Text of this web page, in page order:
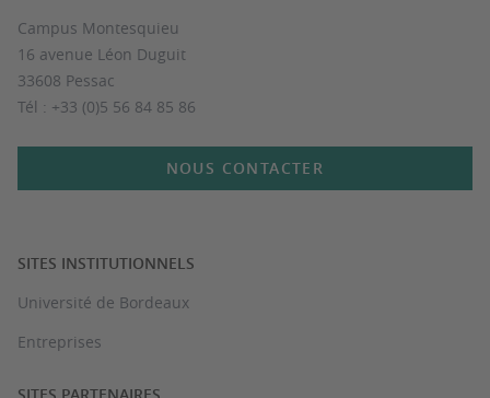
Campus Montesquieu
16 avenue Léon Duguit
33608 Pessac
Tél : +33 (0)5 56 84 85 86
NOUS CONTACTER
SITES INSTITUTIONNELS
Université de Bordeaux
Entreprises